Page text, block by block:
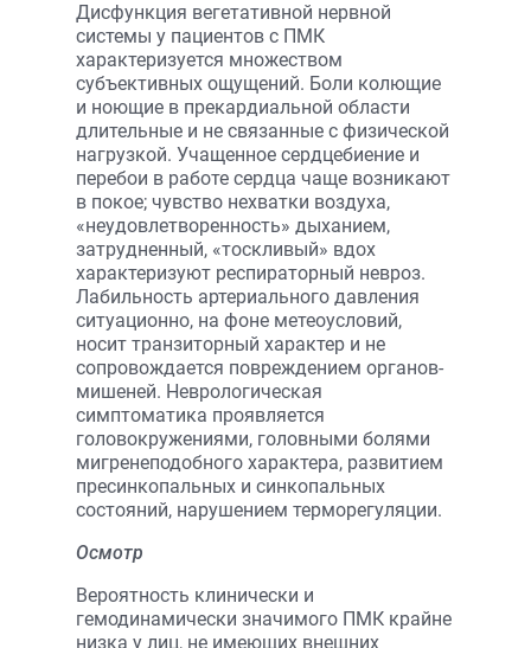
Дисфункция вегетативной нервной
системы у пациентов с ПМК
характеризуется множеством
субъективных ощущений. Боли колющие
и ноющие в прекардиальной области
длительные и не связанные с физической
нагрузкой. Учащенное сердцебиение и
перебои в работе сердца чаще возникают
в покое; чувство нехватки воздуха,
«неудовлетворенность» дыханием,
затрудненный, «тоскливый» вдох
характеризуют респираторный невроз.
Лабильность артериального давления
ситуационно, на фоне метеоусловий,
носит транзиторный характер и не
сопровождается повреждением органов-
мишеней. Неврологическая
симптоматика проявляется
головокружениями, головными болями
мигренеподобного характера, развитием
пресинкопальных и синкопальных
состояний, нарушением термо­регуляции.
Осмотр
Вероятность клинически и
гемодинамически значимого ПМК крайне
низка у лиц, не имеющих внешних